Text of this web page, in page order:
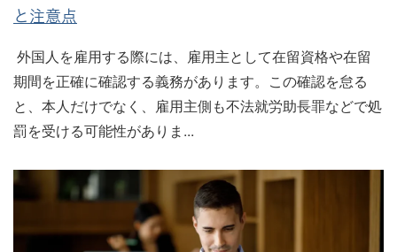
と注意点
外国人を雇用する際には、雇用主として在留資格や在留
期間を正確に確認する義務があります。この確認を怠る
と、本人だけでなく、雇用主側も不法就労助長罪などで処
罰を受ける可能性がありま...